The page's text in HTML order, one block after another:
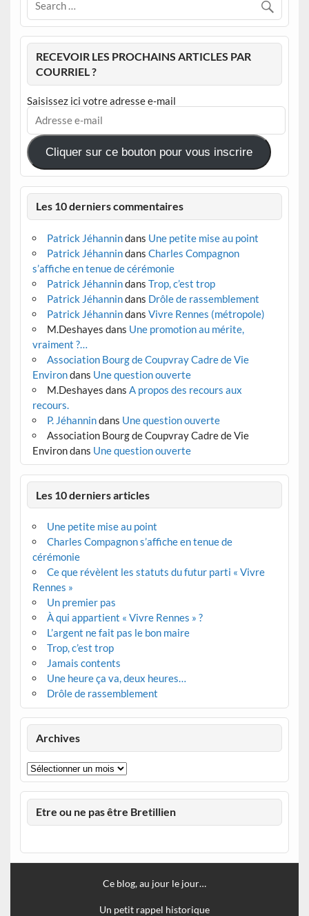
RECEVOIR LES PROCHAINS ARTICLES PAR
COURRIEL ?
Saisissez ici votre adresse e-mail
Adresse
mail
Cliquer sur ce bouton pour vous inscrire
Les 10 derniers commentaires
Patrick Jéhannindans Une petite mise au point
Patrick Jéhannindans Charles Compagnon
s’affiche en tenue de cérémonie
Patrick Jéhannindans Trop, c’est trop
Patrick Jéhannindans Drôle de rassemblement
Patrick Jéhannindans Vivre Rennes (métropole)
M.Deshayes dans Une promotion au mérite,
vraiment ?…
Association Bourg de Coupvray Cadre de Vie
Environdans Une question ouverte
M.Deshayes dans A propos des recours aux
recours.
P. Jéhannindans Une question ouverte
Association Bourg de Coupvray Cadre de Vie
Environdans Une question ouverte
Les 10 derniers articles
Une petite mise au point
Charles Compagnon s’affiche en tenue de
cérémonie
Ce que révèlent les statuts du futur parti « Vivre
Rennes »
Un premier pas
À qui appartient « Vivre Rennes » ?
L’argent ne fait pas le bon maire
Trop, c’est trop
Jamais contents
Une heure ça va, deux heures…
Drôle de rassemblement
Archives
Archives
Etre ou ne pas être Bretillien
Ce blog, au jour le jour…
Un petit rappel historique